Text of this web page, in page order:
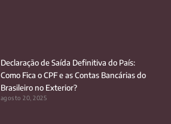
Declaração de Saída Definitiva do País:
Como Fica o CPF e as Contas Bancárias do
Brasileiro no Exterior?
agosto 20, 2025